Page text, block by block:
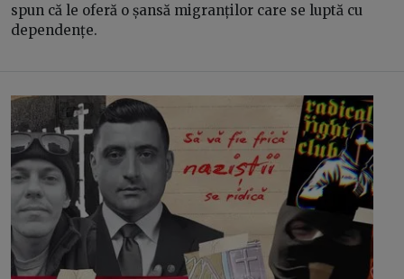
spun că le oferă o șansă migranților care se luptă cu
dependențe.